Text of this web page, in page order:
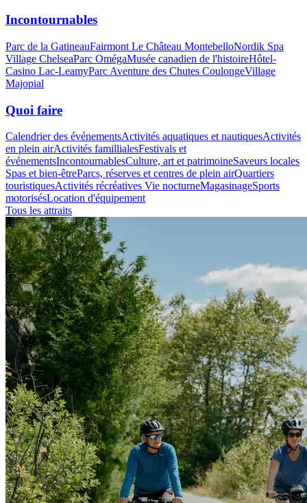
Incontournables
Parc de la GatineauFairmont Le Château MontebelloNordik Spa
Village ChelseaParc OmégaMusée canadien de l'histoireHôtel-
Casino Lac-LeamyParc Aventure des Chutes CoulongeVillage
Majopial
Quoi faire
Calendrier des événementsActivités aquatiques et nautiquesActivités
en plein airActivités famillialesFestivals et
événementsIncontournablesCulture, art et patrimoineSaveurs locales
Spas et bien-êtreParcs, réserves et centres de plein airQuartiers
touristiquesActivités récréatives Vie nocturneMagasinageSports
motorisésLocation d'équipement
Tous les attraits